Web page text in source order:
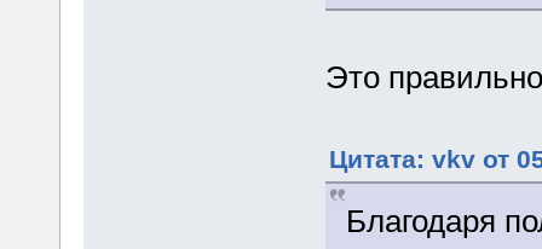
Это правильно
Цитата: vkv от
Благодаря